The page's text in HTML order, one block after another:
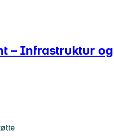
– Infrastruktur og